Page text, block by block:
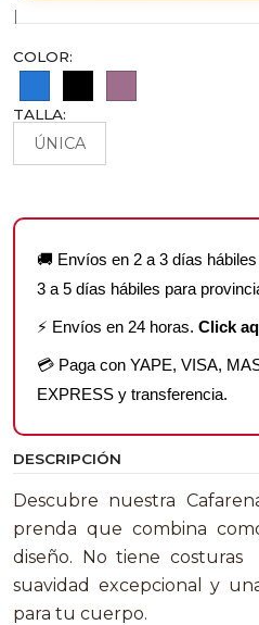
|
COLOR:
TALLA:
ÚNICA
🚚 Envíos en 2 a 3 días
3 a 5 días hábiles para
⚡ Envíos en 24 horas. Click
💳 Paga con YAPE, VISA,
EXPRESS y transferencia.
DESCRIPCIÓN
Descubre nuestra
prenda que combina
diseño. No tiene
suavidad excepcional y
para tu cuerpo.